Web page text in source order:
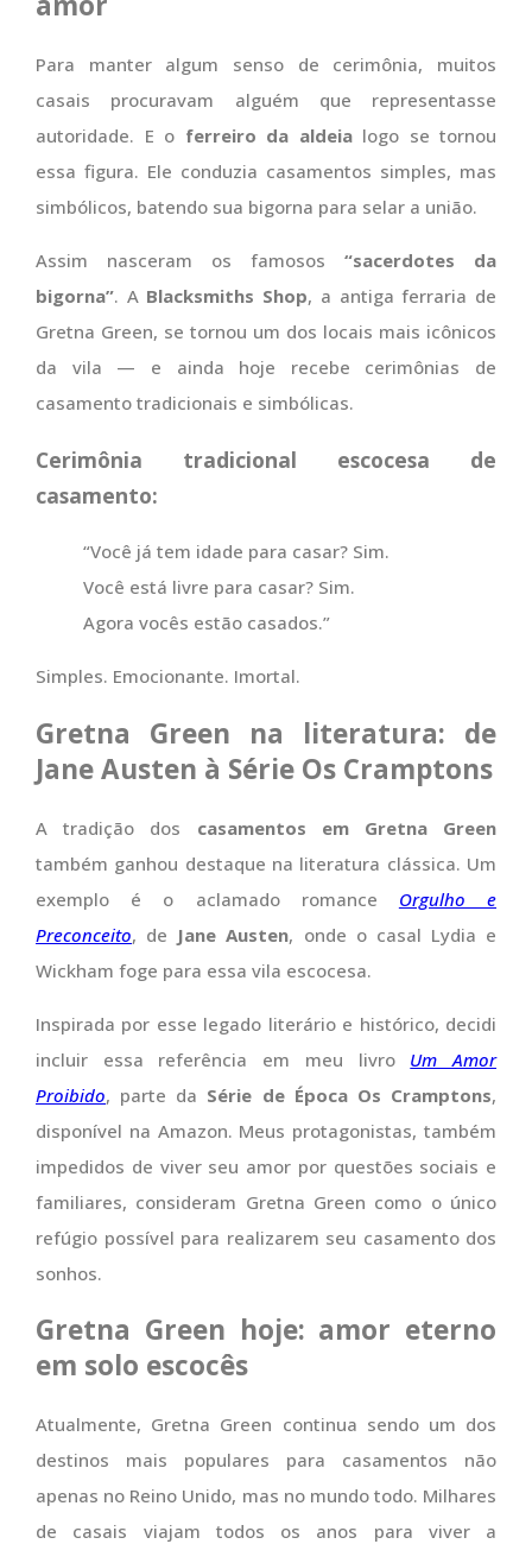
Para manter algum senso de cerimônia, muitos
casais procuravam alguém que representasse
autoridade. E o ferreiro da aldeialogo se tornou
essa figura. Ele conduzia casamentos simples, mas
simbólicos, batendo sua bigorna para selar a união.
Assim nasceram os famosos “sacerdotes da
bigorna”. A Blacksmiths Shop, a antiga ferraria de
Gretna Green, se tornou um dos locais mais icônicos
da vila — e ainda hoje recebe cerimônias de
casamento tradicionais e simbólicas.
Cerimônia tradicional escocesa de
casamento:
“Você já tem idade para casar? Sim.
Você está livre para casar? Sim.
Agora vocês estão casados.”
Simples. Emocionante. Imortal.
Gretna Green na literatura: de
Jane Austen à Série Os Cramptons
A tradição dos casamentos em Gretna Green
também ganhou destaque na literatura clássica. Um
exemplo é o aclamado romance Orgulho e
Preconceito, de Jane Austen, onde o casal Lydia e
Wickham foge para essa vila escocesa.
Inspirada por esse legado literário e histórico, decidi
incluir essa referência em meu livro Um Amor
Proibido, parte da Série de Época Os Cramptons,
disponível na Amazon. Meus protagonistas, também
impedidos de viver seu amor por questões sociais e
familiares, consideram Gretna Green como o único
refúgio possível para realizarem seu casamento dos
sonhos.
Gretna Green hoje: amor eterno
em solo escocês
Atualmente, Gretna Green continua sendo um dos
destinos mais populares para casamentos não
apenas no Reino Unido, mas no mundo todo. Milhares
de casais viajam todos os anos para viver a